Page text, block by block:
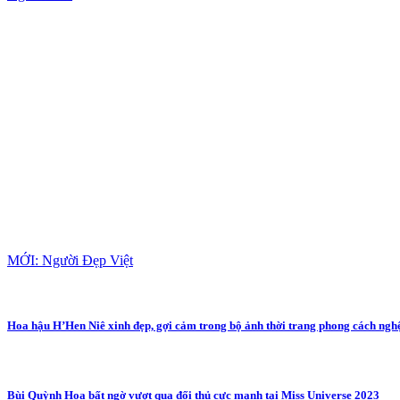
MỚI: Người Đẹp Việt
Hoa hậu H’Hen Niê xinh đẹp, gợi cảm trong bộ ảnh thời trang phong cách
Bùi Quỳnh Hoa bất ngờ vượt qua đối thủ cực mạnh tại Miss Universe 2023